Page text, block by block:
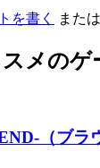
を書く または
メのゲ
（ブラ